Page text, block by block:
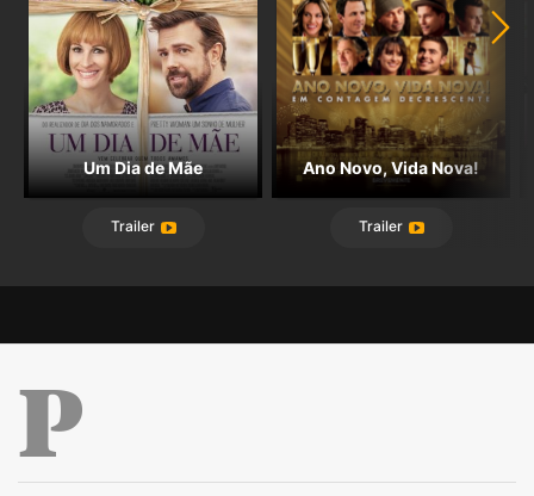
Um Dia de Mãe
Trailer
Ano Novo, Vida Nova!
Trailer